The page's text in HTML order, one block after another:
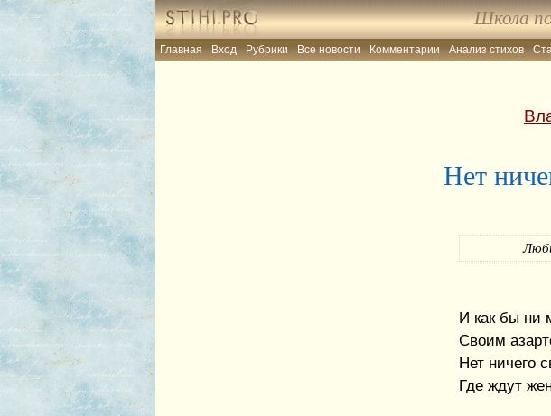
Школа
Главная Вход Рубрики Все новости Комментарии Анализ стихов
Нет
И как бы ни
Своим
Нет ничего
Где ждут